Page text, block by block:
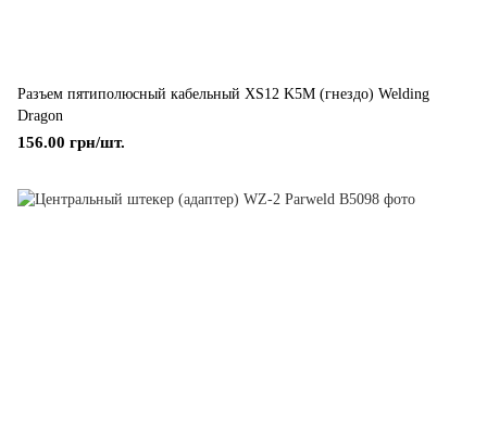
Разъем пятиполюсный кабельный ХS12 K5M (гнездо) Welding
Dragon
156.00 грн/шт.